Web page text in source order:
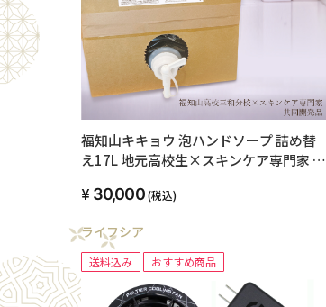
福知山キキョウ 泡ハンドソープ 詰め替
え17L 地元高校生×スキンケア専門家 共
30,000(税込)
ライフシア
送料込み おすすめ商品